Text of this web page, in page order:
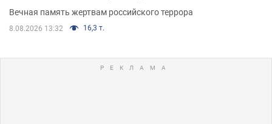
муж и внук
Вечная память жертвам российского террора
8.08.2026 13:32 16,3 т.